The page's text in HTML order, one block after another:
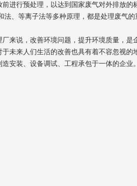
行预处理，以达到国家废气对外排放的
、等离子法等多种原理，都是处理废气
说，改善环境问题，提升环境质量，是
未来人们生活的改善也具有着不容忽视的
装、设备调试、工程承包于一体的企业